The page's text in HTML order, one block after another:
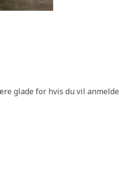
glade for hvis du vil anmelde